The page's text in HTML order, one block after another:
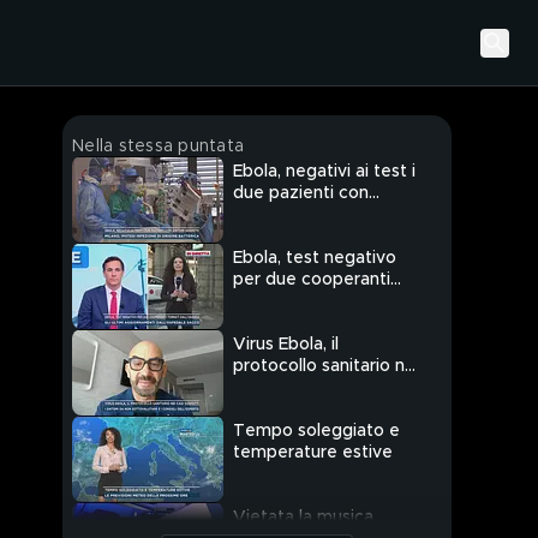
Nella stessa puntata
Ebola, negativi ai test i
due pazienti con
Ebola, test negativo
per due cooperanti
Virus Ebola, il
protocollo sanitario nei
Tempo soleggiato e
temperature estive
Vietata la musica